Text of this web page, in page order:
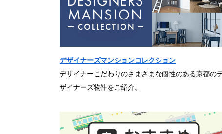
デザイナーズマンションコレクション
デザイナーこだわりのさまざまな個性のある京都の
ザイナーズ物件をご紹介。